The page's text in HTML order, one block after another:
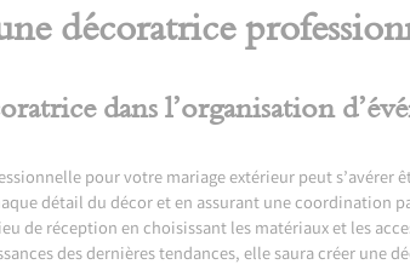
décoratrice
dans l’organisation
pour votre mariage extérieur peut
détail du décor et en assurant une coordination
de réception en choisissant les matériaux et les
des dernières tendances, elle saura créer